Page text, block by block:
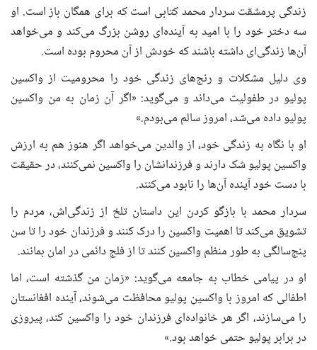
زندگی پرمشقت سردار محمد کتابی است که برای همگان باز است. او
سه دختر خود را با امید به آینده‌ای روشن بزرگ می‌کند و می‌خواهد
آن‌ها زندگی‌ای داشته باشند که خودش از آن محروم بوده است.
وی دلیل مشکلات و رنج‌های زندگی خود را محرومیت از واکسین
پولیو در طفولیت می‌داند و می‌گوید: «اگر آن زمان به من واکسین
پولیو داده می‌شد، امروز سالم می‌بودم.»
او با نگاه به زندگی خود، از والدین می‌خواهد اگر هنوز هم به ارزش
واکسین پولیو شک دارند و فرزندانشان را واکسین نمی‌کنند، در حقیقت
با دست خود آینده آن‌ها را نابود می‌کنند.
سردار محمد با بازگو کردن این داستان تلخ از زندگی‌اش، مردم را
تشویق می‌کند تا اهمیت واکسین را درک کنند و فرزندان خود را تا سن
پنج‌سالگی به طور منظم واکسین کنند تا از فلج دائمی در امان بمانند.
او در پیامی خطاب به جامعه می‌گوید: «زمان من گذشته است، اما
اطفالی که امروز با واکسین پولیو محافظت می‌شوند، آینده افغانستان
را می‌سازند، اگر هر خانواده‌ای فرزندان خود را واکسین کند، پیروزی
در برابر پولیو حتمی خواهد بود.»